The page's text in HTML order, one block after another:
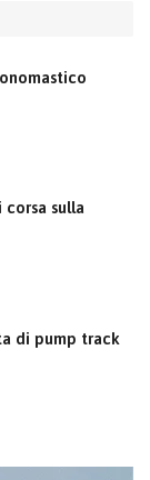
corsa sulla
di pump track